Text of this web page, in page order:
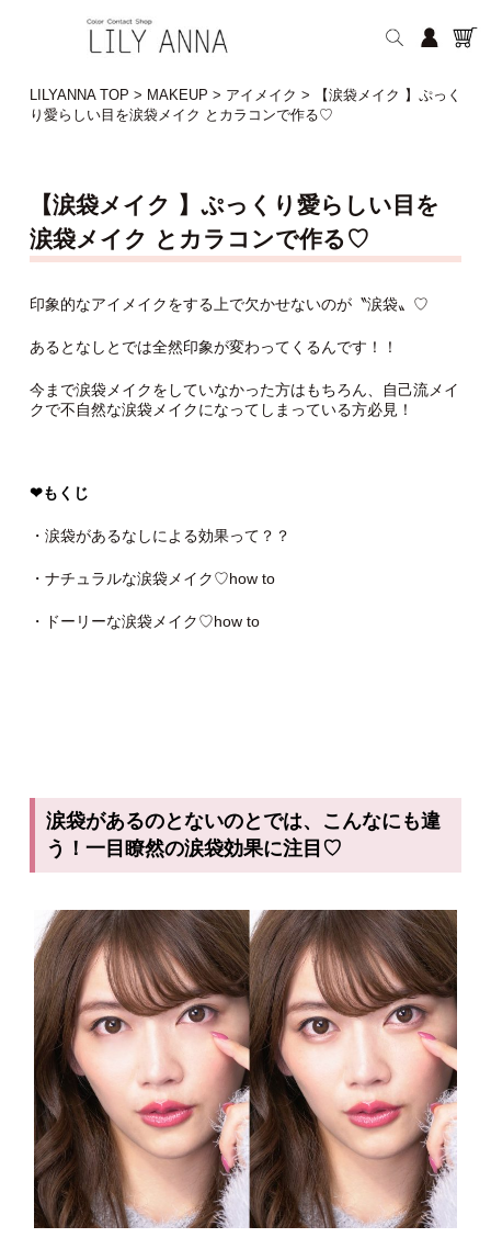
LILYANNA TOP > MAKEUP > アイメイク >
【涙袋メイク 】ぷっく
り愛らしい目を涙袋メイク とカラコンで作る♡
【涙袋メイク 】ぷっくり愛らしい目を
涙袋メイク とカラコンで作る♡
印象的なアイメイクをする上で欠かせないのが〝涙袋〟♡
あるとなしとでは全然印象が変わってくるんです！！
今まで涙袋メイクをしていなかった方はもちろん、自己流メイ
クで不自然な涙袋メイクになってしまっている方必見！
❤︎もくじ
・涙袋があるなしによる効果って？？
・ナチュラルな涙袋メイク♡how to
・ドーリーな涙袋メイク♡how to
涙袋があるのとないのとでは、こんなにも違
う！一目瞭然の涙袋効果に注目♡